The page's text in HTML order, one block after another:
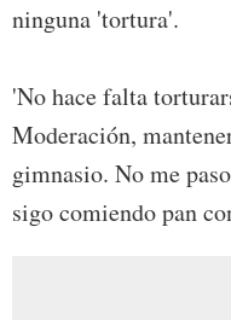
ninguna 'tortura'.
'No hace falta
Moderación,
gimnasio. No me
sigo comiendo pan